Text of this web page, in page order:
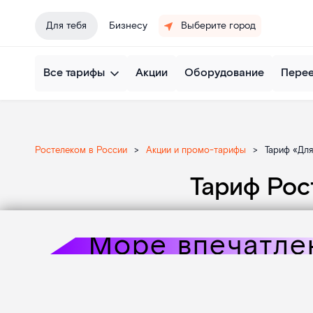
Для тебя Бизнесу Выберите город
Все тарифы Акции Оборудование
Ростелеком в России > Акции и промо-тарифы > Тариф
Тариф
Море